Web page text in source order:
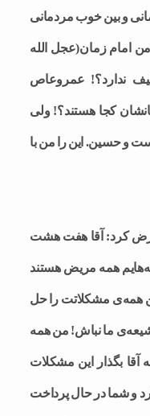
و بین خوب مردمانی
امام زمان(عجل الله
ندارد؟! عمروعاص
کجا هستند؟! ولی
و حسین. این را من با
عرض کرد: آقا هفت هشت
همه مریض هستند
همه‌ی مشکلاتت را حل
شیعه‌ی ما نباش! من همه
بگذار این مشکلات
و شما در حال پرداخت